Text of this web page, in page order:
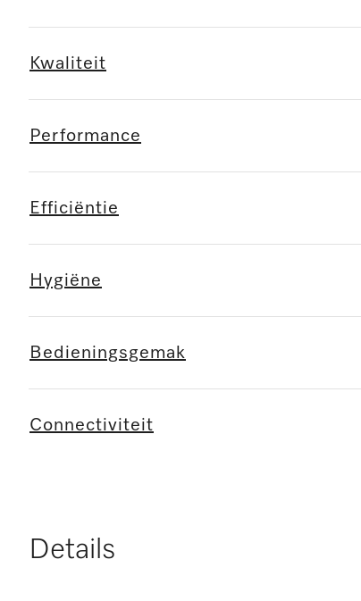
Kwaliteit
Performance
Efficiëntie
Hygiëne
Bedieningsgemak
Connectiviteit
Details